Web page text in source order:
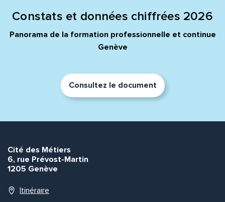
Constats et données chiffrées 2026
Panorama de la formation professionnelle et continue
Genève
Consultez le document
Cité des Métiers
6, rue Prévost-Martin
1205 Genève
Itinéraire